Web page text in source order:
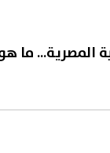
المصرية... ما